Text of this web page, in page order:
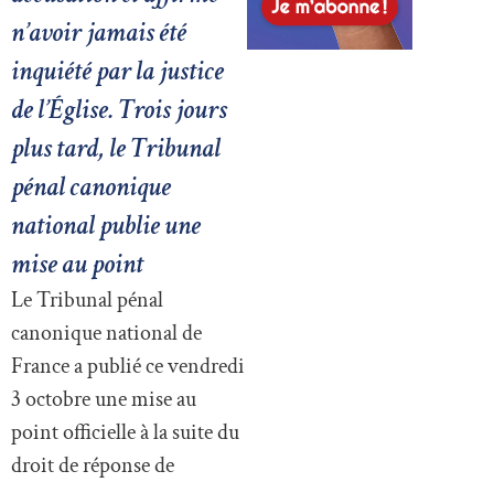
n’avoir jamais été
inquiété par la justice
de l’Église. Trois jours
plus tard, le Tribunal
pénal canonique
national publie une
mise au point
Le Tribunal pénal
canonique national de
France a publié ce vendredi
3 octobre une mise au
point officielle à la suite du
droit de réponse de